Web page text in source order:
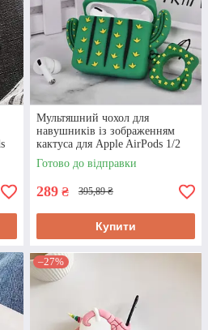
залишився
Мультяшний чохол для
навушників із зображенням
кактуса для Apple AirPods 1/2
Готово до відправки
289 ₴ 395,89 ₴
Купити
–27%